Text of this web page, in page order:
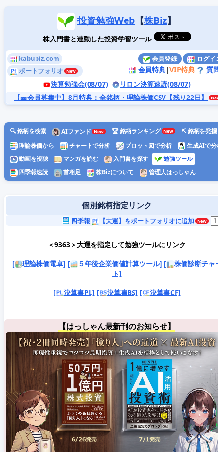
投資勉強Web 【株Biz】
株入門書と連動した投資学習ツール
kabubiz.com
ポートフォリオ
会員登録 ログイ
会員特典|VIP特典
質
決算勉強会(08/07)
リロン決算速読(08/07)
【🎫会員募集中】8月特典 ：全銘柄・理論株価CSV【残り22日】
🔍 銘柄を検索 AIファンド 🏆 銘柄ランキング
⛏️ 銘柄を発掘
理論株価から
チャートで分析 プロット図で分析
生成AIで分
動画を視聴
マンガを読む 入門書を探す
勉強ツール
四季報速読
首相足 株Bizについて 管理人はっしゃん
個別銘柄指定リンク
四季報 【大運】をポートフォリオに追加
＜9363＞大運を指定して勉強ツールにリンク
[ 理論株価電卓] [ ５年後企業価値計算ツール] [
株価診断チャ
ト]
[ 決算書PL] [ 決算書BS] [ 決算書CF]
【はっしゃん最新刊のお知らせ】